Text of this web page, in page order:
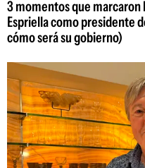
3 momentos que marcaron
Espriella como presidente
cómo será su gobierno)